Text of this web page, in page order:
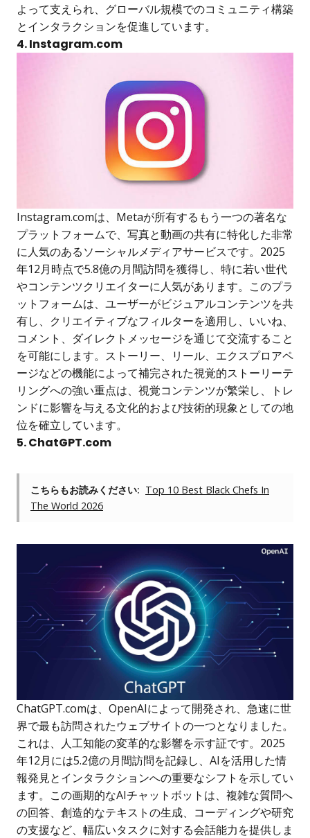
よって支えられ、グローバル規模でのコミュニティ構築
とインタラクションを促進しています。
4. Instagram.com
Instagram.comは、Metaが所有するもう一つの著名な
プラットフォームで、写真と動画の共有に特化した非常
に人気のあるソーシャルメディアサービスです。2025
年12月時点で5.8億の月間訪問を獲得し、特に若い世代
やコンテンツクリエイターに人気があります。このプラ
ットフォームは、ユーザーがビジュアルコンテンツを共
有し、クリエイティブなフィルターを適用し、いいね、
コメント、ダイレクトメッセージを通じて交流すること
を可能にします。ストーリー、リール、エクスプロアペ
ージなどの機能によって補完された視覚的ストーリーテ
リングへの強い重点は、視覚コンテンツが繁栄し、トレ
ンドに影響を与える文化的および技術的現象としての地
位を確立しています。
5. ChatGPT.com
こちらもお読みください: Top 10 Best Black Chefs In
The World 2026
ChatGPT.comは、OpenAIによって開発され、急速に世
界で最も訪問されたウェブサイトの一つとなりました。
これは、人工知能の変革的な影響を示す証です。2025
年12月には5.2億の月間訪問を記録し、AIを活用した情
報発見とインタラクションへの重要なシフトを示してい
ます。この画期的なAIチャットボットは、複雑な質問へ
の回答、創造的なテキストの生成、コーディングや研究
の支援など、幅広いタスクに対する会話能力を提供しま